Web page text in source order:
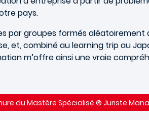
pays.
par groupes formés aléatoirement
et, combiné au learning trip au
m’offre ainsi une vraie
du Mastère Spécialisé ® Juriste